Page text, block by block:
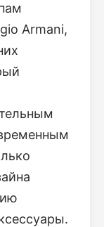
Armani,